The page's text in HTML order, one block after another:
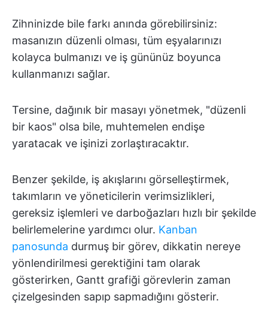
Zihninizde bile farkı anında görebilirsiniz:
masanızın düzenli olması, tüm eşyalarınızı
kolayca bulmanızı ve iş gününüz boyunca
kullanmanızı sağlar.
Tersine, dağınık bir masayı yönetmek, "düzenli
bir kaos" olsa bile, muhtemelen endişe
yaratacak ve işinizi zorlaştıracaktır.
Benzer şekilde, iş akışlarını görselleştirmek,
takımların ve yöneticilerin verimsizlikleri,
gereksiz işlemleri ve darboğazları hızlı bir şekilde
belirlemelerine yardımcı olur. Kanban
panosunda durmuş bir görev, dikkatin nereye
yönlendirilmesi gerektiğini tam olarak
gösterirken, Gantt grafiği görevlerin zaman
çizelgesinden sapıp sapmadığını gösterir.